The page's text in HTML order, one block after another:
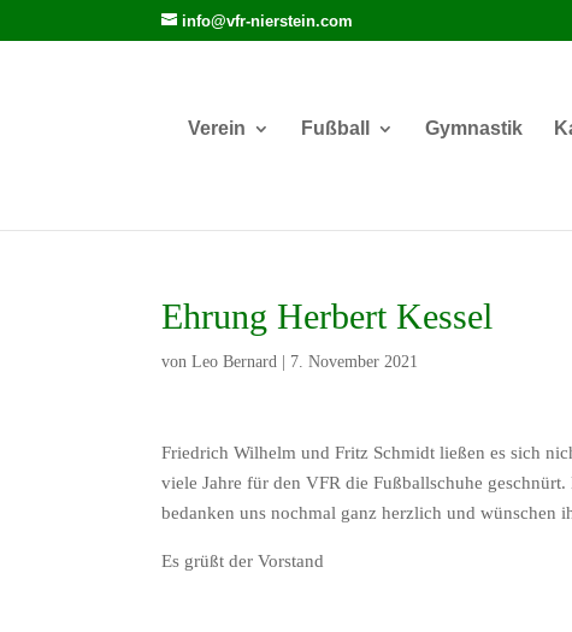
info@vfr-nierstein.com
Verein Fußball Gymnastik
Ehrung Herbert Kessel
vonLeo Bernard 7. November 2021
Friedrich Wilhelm und Fritz Schmidt ließen es sich
viele Jahre für den VFR die Fußballschuhe
bedanken uns nochmal ganz herzlich und wünschen
Es grüßt der Vorstand